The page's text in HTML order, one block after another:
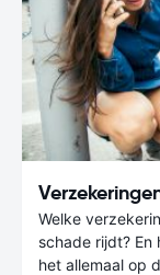
Welke
schade rijdt? En
het allemaal op